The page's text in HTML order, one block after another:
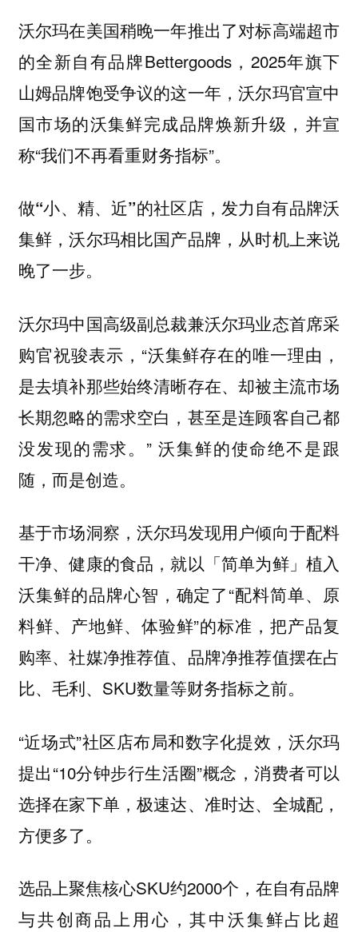
沃尔玛在美国稍晚一年推出了对标高端超市
的全新自有品牌Bettergoods，2025年旗下
山姆品牌饱受争议的这一年，沃尔玛官宣中
国市场的沃集鲜完成品牌焕新升级，并宣
称“我们不再看重财务指标”。
做“小、精、近”的社区店，发力自有品牌沃
集鲜，沃尔玛相比国产品牌，从时机上来说
晚了一步。
沃尔玛中国高级副总裁兼沃尔玛业态首席采
购官祝骏表示，“沃集鲜存在的唯一理由，
是去填补那些始终清晰存在、却被主流市场
长期忽略的需求空白，甚至是连顾客自己都
没发现的需求。” 沃集鲜的使命绝不是跟
随，而是创造。
基于市场洞察，沃尔玛发现用户倾向于配料
干净、健康的食品，就以「简单为鲜」植入
沃集鲜的品牌心智，确定了“配料简单、原
料鲜、产地鲜、体验鲜”的标准，把产品复
购率、社媒净推荐值、品牌净推荐值摆在占
比、毛利、SKU数量等财务指标之前。
“近场式”社区店布局和数字化提效，沃尔玛
提出“10分钟步行生活圈”概念，消费者可以
选择在家下单，极速达、准时达、全城配，
方便多了。
选品上聚焦核心SKU约2000个，在自有品牌
与共创商品上用心，其中沃集鲜占比超